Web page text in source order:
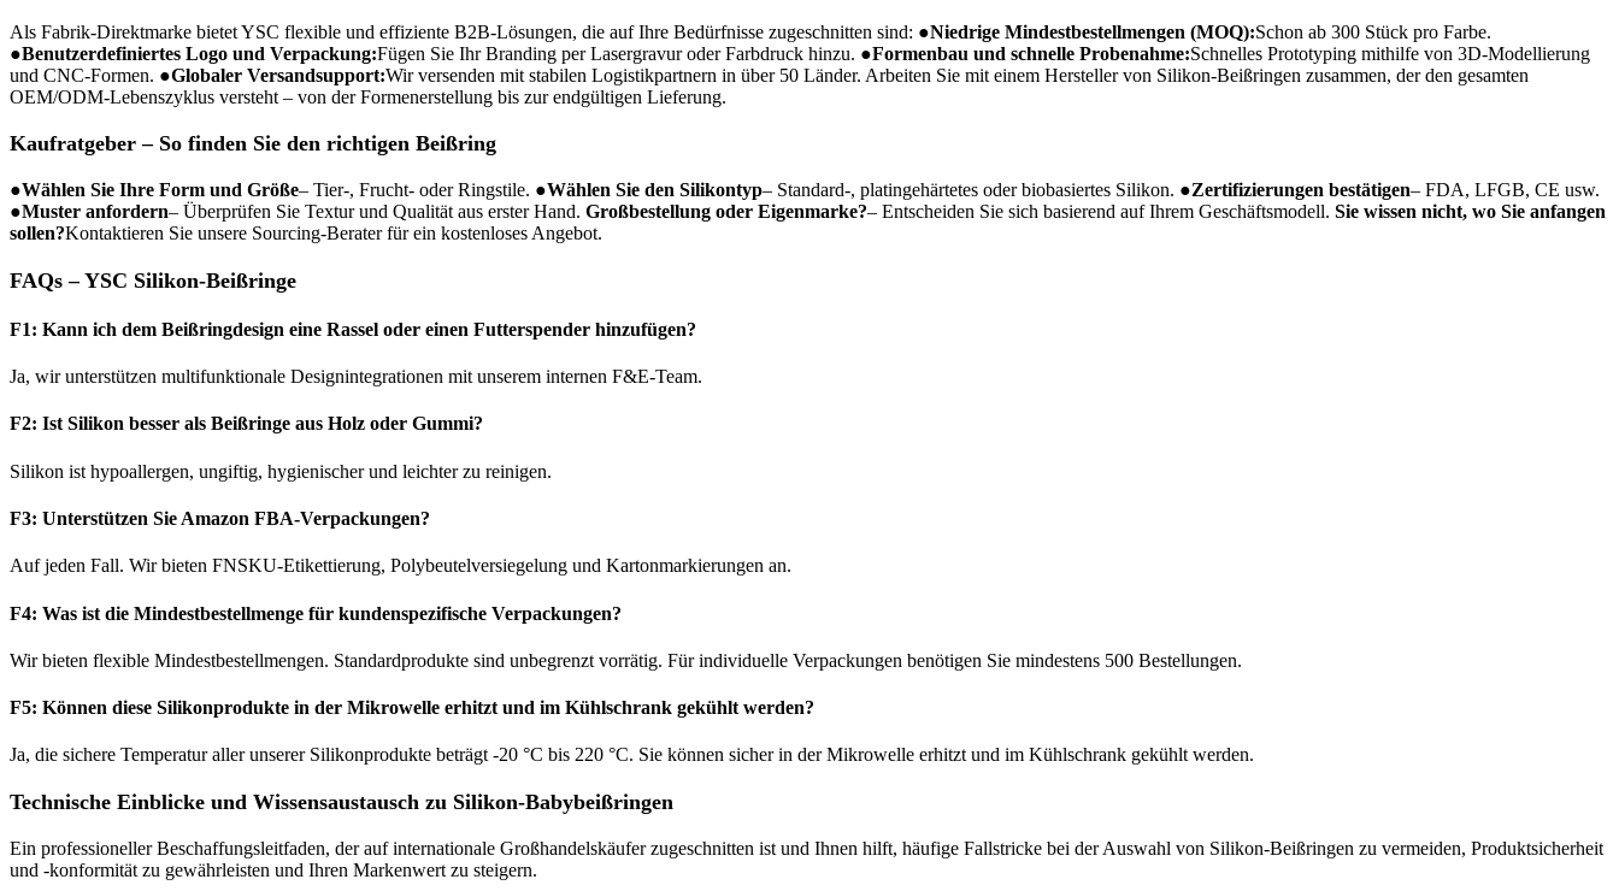
Als Fabrik-Direktmarke bietet YSC flexible und effiziente B2B-Lösungen, die auf Ihre Bedürfnisse zugeschnitten sind: ●Niedrige Mindestbestellmengen (MOQ):Schon ab 300 Stück pro Farbe.
●Benutzerdefiniertes Logo und Verpackung:Fügen Sie Ihr Branding per Lasergravur oder Farbdruck hinzu. ●Formenbau und schnelle Probenahme:Schnelles Prototyping mithilfe von 3D-Modellierung
und CNC-Formen. ●Globaler Versandsupport:Wir versenden mit stabilen Logistikpartnern in über 50 Länder. Arbeiten Sie mit einem Hersteller von Silikon-Beißringen zusammen, der den gesamten
OEM/ODM-Lebenszyklus versteht – von der Formenerstellung bis zur endgültigen Lieferung.
Kaufratgeber – So finden Sie den richtigen Beißring
●Wählen Sie Ihre Form und Größe– Tier-, Frucht- oder Ringstile. ●Wählen Sie den Silikontyp– Standard-, platingehärtetes oder biobasiertes Silikon. ●Zertifizierungen bestätigen– FDA, LFGB, CE usw.
●Muster anfordern– Überprüfen Sie Textur und Qualität aus erster Hand. Großbestellung oder Eigenmarke?– Entscheiden Sie sich basierend auf Ihrem Geschäftsmodell. Sie wissen nicht, wo Sie anfangen
sollen?Kontaktieren Sie unsere Sourcing-Berater für ein kostenloses Angebot.
FAQs – YSC Silikon-Beißringe
F1: Kann ich dem Beißringdesign eine Rassel oder einen Futterspender hinzufügen?
Ja, wir unterstützen multifunktionale Designintegrationen mit unserem internen F&E-Team.
F2: Ist Silikon besser als Beißringe aus Holz oder Gummi?
Silikon ist hypoallergen, ungiftig, hygienischer und leichter zu reinigen.
F3: Unterstützen Sie Amazon FBA-Verpackungen?
Auf jeden Fall. Wir bieten FNSKU-Etikettierung, Polybeutelversiegelung und Kartonmarkierungen an.
F4: Was ist die Mindestbestellmenge für kundenspezifische Verpackungen?
Wir bieten flexible Mindestbestellmengen. Standardprodukte sind unbegrenzt vorrätig. Für individuelle Verpackungen benötigen Sie mindestens 500 Bestellungen.
F5: Können diese Silikonprodukte in der Mikrowelle erhitzt und im Kühlschrank gekühlt werden?
Ja, die sichere Temperatur aller unserer Silikonprodukte beträgt -20 °C bis 220 °C. Sie können sicher in der Mikrowelle erhitzt und im Kühlschrank gekühlt werden.
Technische Einblicke und Wissensaustausch zu Silikon-Babybeißringen
Ein professioneller Beschaffungsleitfaden, der auf internationale Großhandelskäufer zugeschnitten ist und Ihnen hilft, häufige Fallstricke bei der Auswahl von Silikon-Beißringen zu vermeiden, Produktsicherheit
und -konformität zu gewährleisten und Ihren Markenwert zu steigern.